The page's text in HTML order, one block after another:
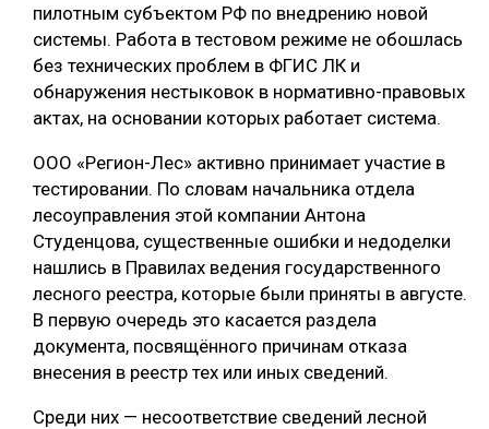
пилотным субъектом РФ по внедрению новой
системы. Работа в тестовом режиме не обошлась
без технических проблем в ФГИС ЛК и
обнаружения нестыковок в нормативно-правовых
актах, на основании которых работает система.
ООО «Регион-Лес» активно принимает участие в
тестировании. По словам начальника отдела
лесоуправления этой компании Антона
Студенцова, существенные ошибки и недоделки
нашлись в Правилах ведения государственного
лесного реестра, которые были приняты в августе.
В первую очередь это касается раздела
документа, посвящённого причинам отказа
внесения в реестр тех или иных сведений.
Среди них — несоответствие сведений лесной